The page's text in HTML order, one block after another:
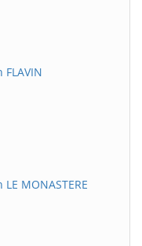
MONASTERE